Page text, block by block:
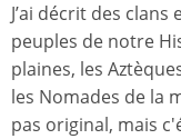
J’ai décrit des
peuples de notre
plaines, les
les Nomades de la
pas original, mais